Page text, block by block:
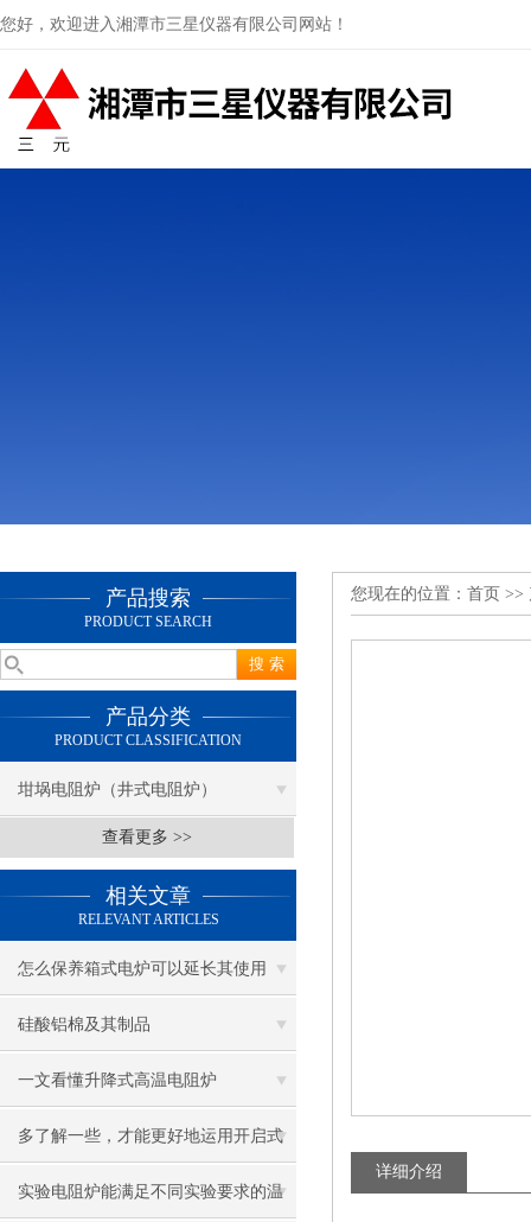
您好，欢迎进入湘潭市三星仪器有限公司网站！
产品搜索
PRODUCT SEARCH
产品分类
PRODUCT CLASSIFICATION
坩埚电阻炉（井式电阻炉）
查看更多 >>
相关文章
RELEVANT ARTICLES
怎么保养箱式电炉可以延长其使用
硅酸铝棉及其制品
一文看懂升降式高温电阻炉
多了解一些，才能更好地运用开启式
管式电阻炉
实验电阻炉能满足不同实验要求的温
您现在的位置： 首页 >>
详细介绍